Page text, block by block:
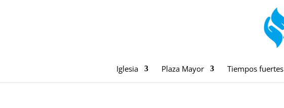
Iglesia Plaza Mayor Tiempos fuertes